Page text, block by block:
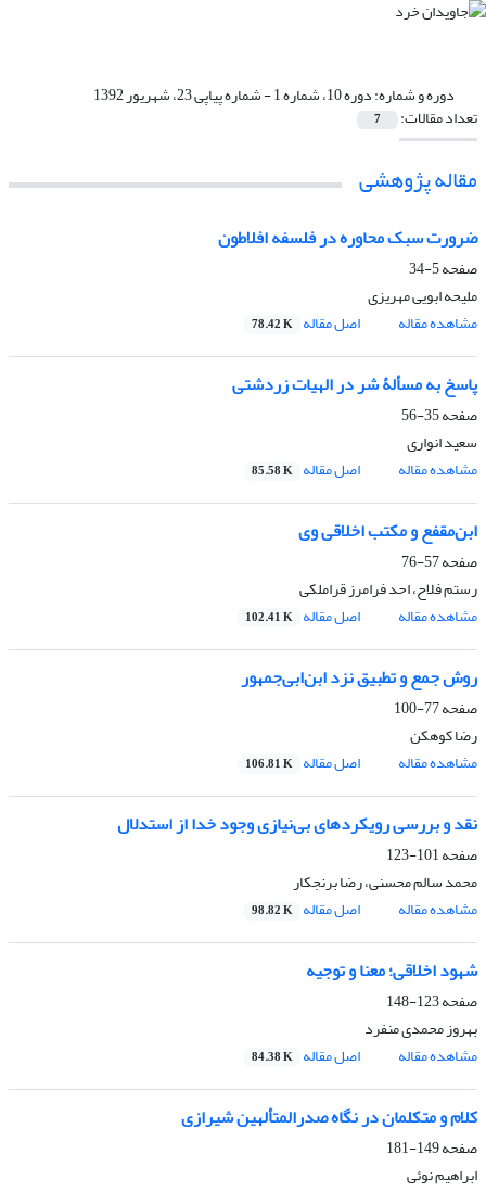
دوره و شماره:دوره 10، شماره 1 - شماره پیاپی 23، شهریور 1392
تعداد مقالات: 7
مقاله پژوهشی
ضرورت سبک محاوره در فلسفه افلاطون
صفحه5-34
ملیحه ابویی مهریزی
مشاهده مقاله
اصل مقاله 78.42 K
پاسخ به مسألۀ شر در الهیات زردشتی
صفحه35-56
سعید انواری
مشاهده مقاله
اصل مقاله 85.58 K
ابن‌مقفع و مکتب اخلاقی وی
صفحه57-76
رستم فلاح، احد فرامرز قراملکی
مشاهده مقاله
اصل مقاله 102.41 K
روش جمع و تطبیق نزد ابن‌ابی‌جمهور
صفحه77-100
رضا کوهکن
مشاهده مقاله
اصل مقاله 106.81 K
نقد و بررسی رویکردهای بی‌نیازی وجود خدا از استدلال
صفحه101-123
محمد سالم محسنی، رضا برنجکار
مشاهده مقاله
اصل مقاله 98.82 K
شهود اخلاقی؛ معنا و توجیه
صفحه123-148
بهروز محمدی منفرد
مشاهده مقاله
اصل مقاله 84.38 K
کلام و متکلمان در نگاه صدرالمتألهین شیرازی
صفحه149-181
ابراهیم نوئی